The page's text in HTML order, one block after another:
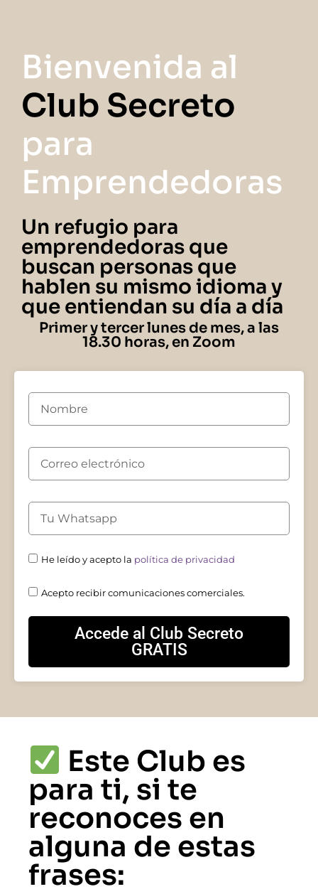
Bienvenida al
Club Secreto
para
Emprendedoras
Un refugio para
emprendedoras que
buscan personas que
hablen su mismo idioma y
que entiendan su día a día
Primer y tercer lunes de mes, a las
18.30 horas, en Zoom
He leído y acepto la política de privacidad
Acepto recibir comunicaciones comerciales.
Accede al Club Secreto
GRATIS
Este Club es
para ti, si te
reconoces en
alguna de estas
frases: